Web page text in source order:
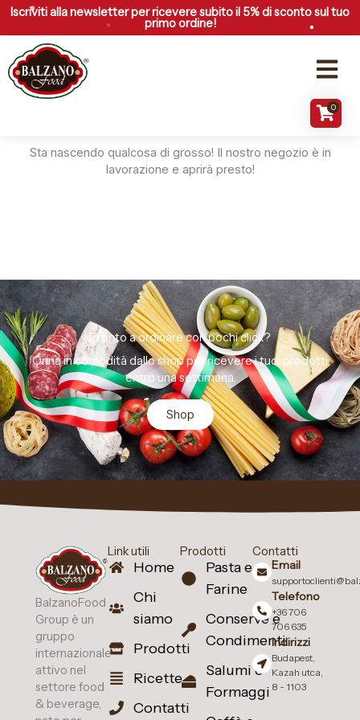
Vai
contenuto
Iscriviti alla newsletter per ricevere subito il 5% di sconto sul tuo
primo ordine!
Menu
0
Sta nascendo qualcosa di grosso! Il nostro negozio è in
lavorazione e aprirà presto!
Pronto a ordinare con pochi click?
Orina in comodità dallo shop per ricevere i tuoi prodotti
entro una settimana.
Shop
BalzanoFood
Group è un
gruppo
internazionale
attivo nel
settore food
& beverage,
Link utili
Home
Chi
siamo
Prodotti
Ricette
Contatti
Prodotti
Pasta e
Farine
Conserve e
Condimenti
Salumi e
Formaggi
Contatti
Email
Telefono
+36 706
706 635
Indirizzi
Budapest,
Kazah utca,
8 - 1103